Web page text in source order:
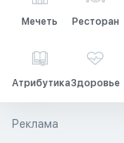
Мечеть Ресторан
АтрибутикаЗдоровье
Реклама